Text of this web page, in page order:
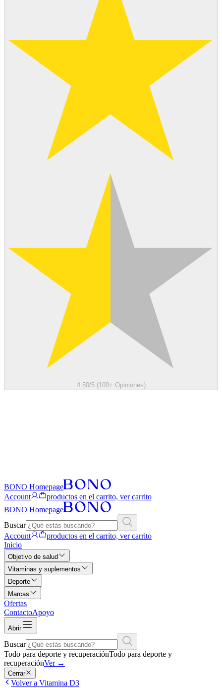
4.50/5 (100+ Opiniones)
BONO Homepage
Account
productos en el carrito, ver carrito
BONO Homepage
Buscar
Account
productos en el carrito, ver carrito
Inicio
Objetivo de salud
Vitaminas y suplementos
Deporte
Marcas
Ofertas
ContactoApoyo
Abrir
Buscar
Todo para deporte y recuperaciónTodo para deporte y
recuperaciónVer →
Cerrar
Volver a Vitamina D3